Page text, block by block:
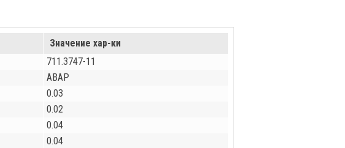
Значение хар-ки
711.3747-11
АВАР
0.03
0.02
0.04
0.04